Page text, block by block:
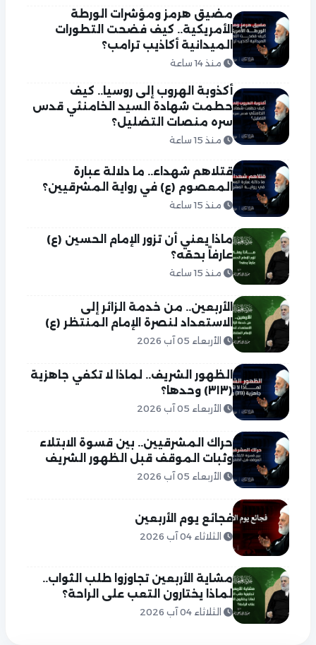
مضيق هرمز ومؤشرات الورطة
الأمريكية.. كيف فضحت التطورات
الميدانية أكاذيب ترامب؟
منذ 14 ساعة
أكذوبة الهروب إلى روسيا.. كيف
حطمت شهادة السيد الخامنئي قدس
سره منصات التضليل؟
منذ 15 ساعة
قتلاهم شهداء.. ما دلالة عبارة
المعصوم (ع) في رواية المشرقيين؟
منذ 15 ساعة
ماذا يعني أن تزور الإمام الحسين (ع)
عارفاً بحقه؟
منذ 15 ساعة
الأربعين.. من خدمة الزائر إلى
الاستعداد لنصرة الإمام المنتظر (ع)
الأربعاء 05 آب 2026
الظهور الشريف.. لماذا لا تكفي جاهزية
(٣١٣) وحدها؟
الأربعاء 05 آب 2026
حراك المشرقيين.. بين قسوة الابتلاء
وثبات الموقف قبل الظهور الشريف
الأربعاء 05 آب 2026
فجائع يوم الأربعين
الثلاثاء 04 آب 2026
مشاية الأربعين تجاوزوا طلب الثواب..
لماذا يختارون التعب على الراحة؟
الثلاثاء 04 آب 2026